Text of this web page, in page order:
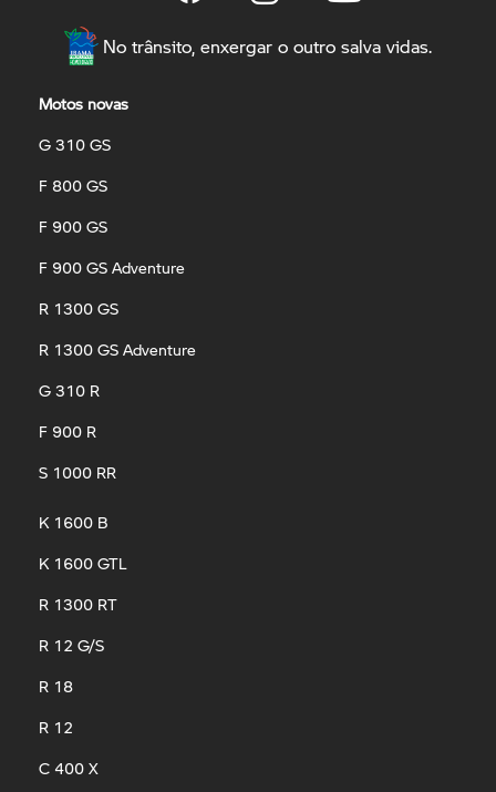
No trânsito, enxergar o outro salva vidas.
Motos novas
G 310 GS
F 800 GS
F 900 GS
F 900 GS Adventure
R 1300 GS
R 1300 GS Adventure
G 310 R
F 900 R
S 1000 RR
K 1600 B
K 1600 GTL
R 1300 RT
R 12 G/S
R 18
R 12
C 400 X